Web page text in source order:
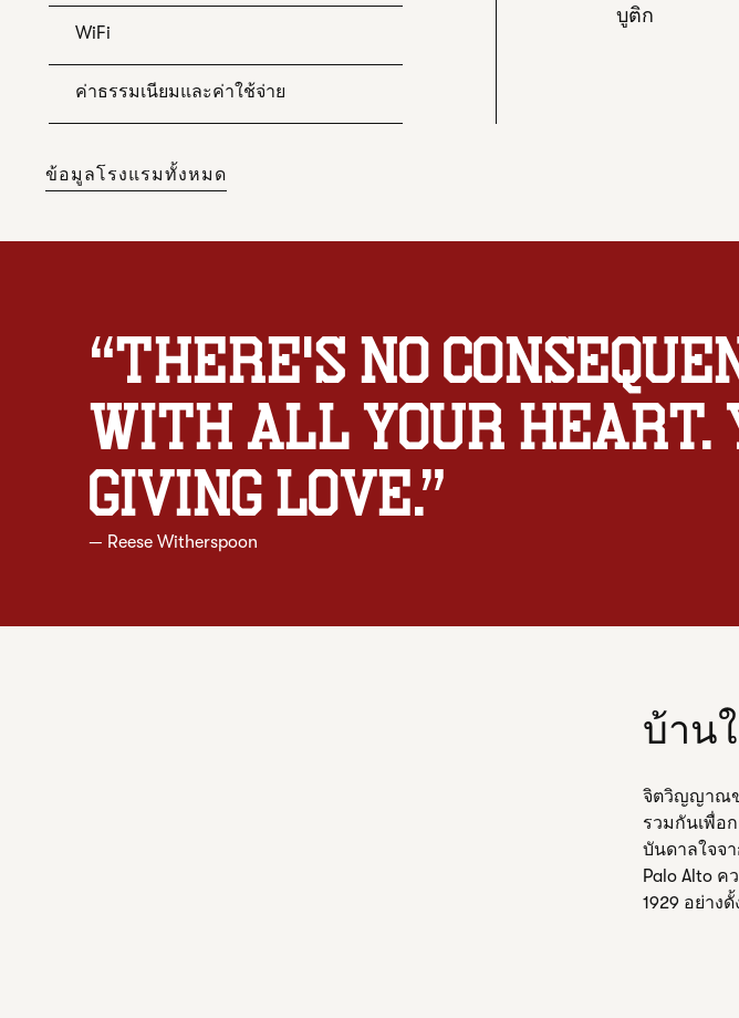
WiFi
ค่าธรรมเนียมและค่าใช้จ่าย
บูติก
ข้อมูลโรงแรมทั้งหมด
“There's no
with all your heart.
giving love.”
— Reese Witherspoon
บ้าน
จิตวิญญาณข
รวมกันเพื่อ
บันดาลใจจ
Palo Alto
1929 อย่าง